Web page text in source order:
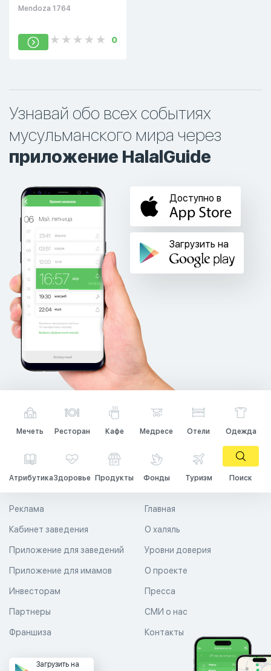
Mendoza 1764
0
Узнавай обо всех событиях
мусульманского мира через
приложение HalalGuide
Доступно в
Загрузить на
Мечеть Ресторан Кафе Медресе Отели Одежда
АтрибутикаЗдоровье Продукты Фонды Туризм Поиск
Главная
О халяль
Уровни доверия
Реклама
Кабинет заведения
Приложение для заведений
Приложение для имамов О проекте
Пресса
СМИ о нас
Контакты
Инвесторам
Партнеры
Франшиза
Загрузить на